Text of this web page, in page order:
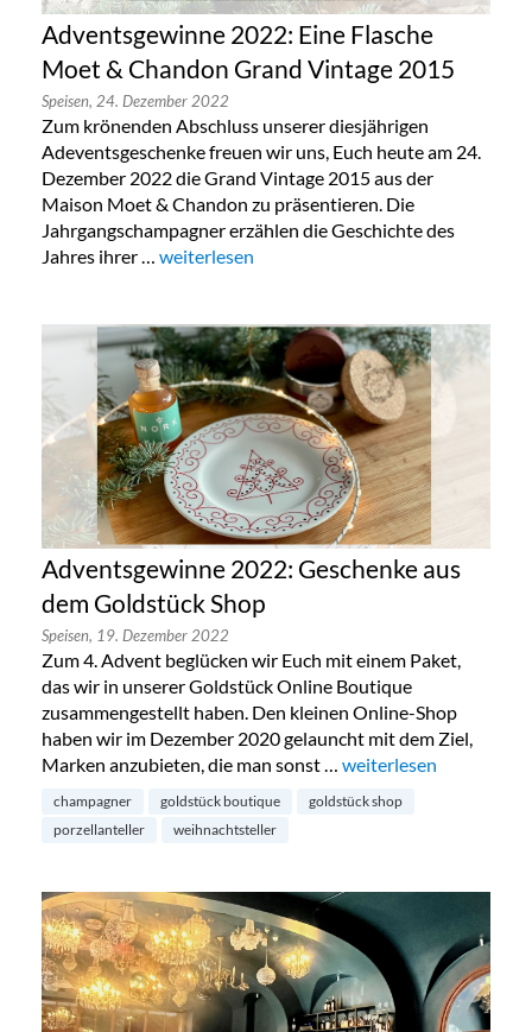
Adventsgewinne 2022: Eine Flasche
Moet & Chandon Grand Vintage 2015
Speisen, 24. Dezember 2022
Zum krönenden Abschluss unserer diesjährigen
Adeventsgeschenke freuen wir uns, Euch heute am 24.
Dezember 2022 die Grand Vintage 2015 aus der
Maison Moet & Chandon zu präsentieren. Die
Jahrgangschampagner erzählen die Geschichte des
Jahres ihrer … „Adventsgewinne 2022: Eine Flasche Moet
weiterlesen
Adventsgewinne 2022: Geschenke aus
dem Goldstück Shop
Speisen, 19. Dezember 2022
Zum 4. Advent beglücken wir Euch mit einem Paket,
das wir in unserer Goldstück Online Boutique
zusammengestellt haben. Den kleinen Online-Shop
haben wir im Dezember 2020 gelauncht mit dem Ziel,
Marken anzubieten, die man sonst … „Adventsgewinne
weiterlesen
champagner goldstück boutique
goldstück shop
porzellanteller
weihnachtsteller